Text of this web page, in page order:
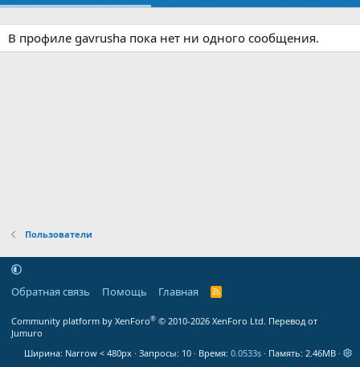
В профиле gavrusha пока нет ни одного сообщения.
Пользователи
Обратная связь Помощь Главная
R
Community platform by XenForo® © 2010-2026 XenForo Ltd. Перевод от
Jumuro
Ширина
Запросы 10 Время 0.0533s Память 2.46MB